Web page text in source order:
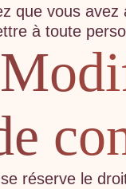
que vous
à toute
réserve le